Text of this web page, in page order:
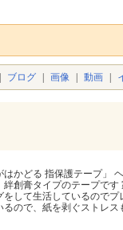
ブログ 画像 動画
はかどる 指保護テープ」
絆創膏タイプのテープで
をして生活しているので
るので、紙を剥ぐストレス